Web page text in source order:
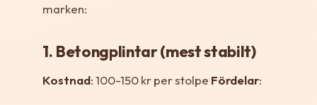
marken:
1. Betongplintar (mest stabilt)
Kostnad: 100-150 kr per stolpe Fördelar: